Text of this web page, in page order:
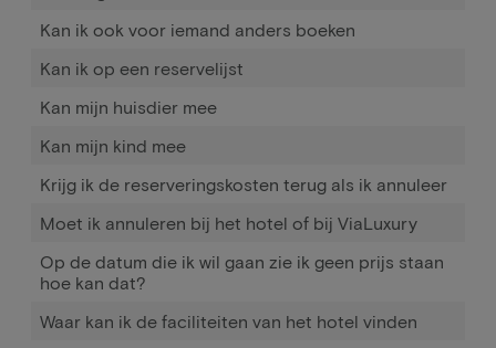
Kan ik ook voor iemand anders boeken
Kan ik op een reservelijst
Kan mijn huisdier mee
Kan mijn kind mee
Krijg ik de reserveringskosten terug als ik annuleer
Moet ik annuleren bij het hotel of bij ViaLuxury
Op de datum die ik wil gaan zie ik geen prijs staan
hoe kan dat?
Waar kan ik de faciliteiten van het hotel vinden